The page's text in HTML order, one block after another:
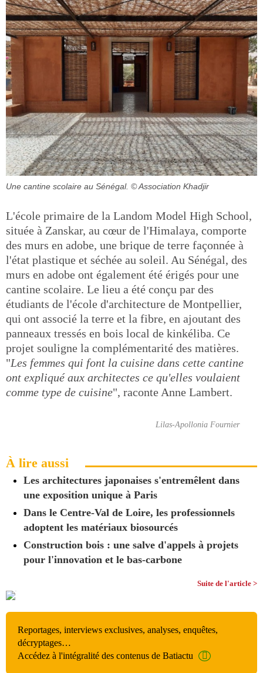
Une cantine scolaire au Sénégal. © Association Khadjir
L'école primaire de la Landom Model High School,
située à Zanskar, au cœur de l'Himalaya, comporte
des murs en adobe, une brique de terre façonnée à
l'état plastique et séchée au soleil. Au Sénégal, des
murs en adobe ont également été érigés pour une
cantine scolaire. Le lieu a été conçu par des
étudiants de l'école d'architecture de Montpellier,
qui ont associé la terre et la fibre, en ajoutant des
panneaux tressés en bois local de kinkéliba. Ce
projet souligne la complémentarité des matières.
"Les femmes qui font la cuisine dans cette cantine
ont expliqué aux architectes ce qu'elles voulaient
comme type de cuisine", raconte Anne Lambert.
Lilas-Apollonia Fournier
À lire aussi
Les architectures japonaises s'entremêlent dans
une exposition unique à Paris
Dans le Centre-Val de Loire, les professionnels
adoptent les matériaux biosourcés
Construction bois : une salve d'appels à projets
pour l'innovation et le bas-carbone
Suite de l'article >
Reportages, interviews exclusives, analyses, enquêtes,
décryptages…
Accédez à l'intégralité des contenus de Batiactu